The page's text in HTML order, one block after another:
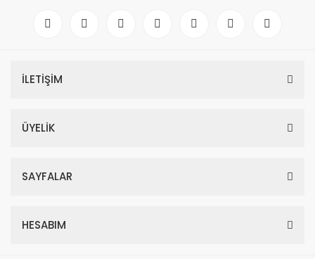
İLETİŞİM
ÜYELİK
SAYFALAR
HESABIM